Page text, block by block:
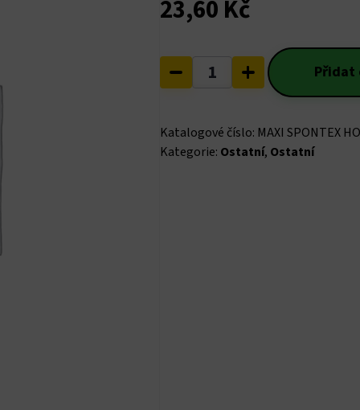
23,60 Kč
SPONTEX
na
nádobí
Přidat
Katalogové číslo: MAXI SPONTEX
Kategorie: Ostatní, Ostatní